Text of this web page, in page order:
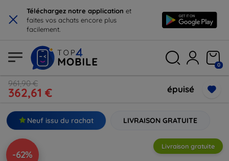
× Téléchargez notre application et
faites vos achats encore plus
facilement.
0
961,90 €
362,61 € épuisé
Neuf issu du rachat LIVRAISON GRATUITE
-62%
Livraison gratuite